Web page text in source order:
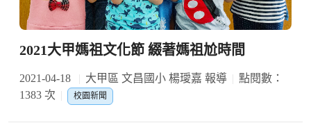
2021大甲媽祖文化節 綴著媽祖尬時間
2021-04-18 大甲區 文昌國小 楊璦嘉 報導
點閱數：
1383 次
校園新聞